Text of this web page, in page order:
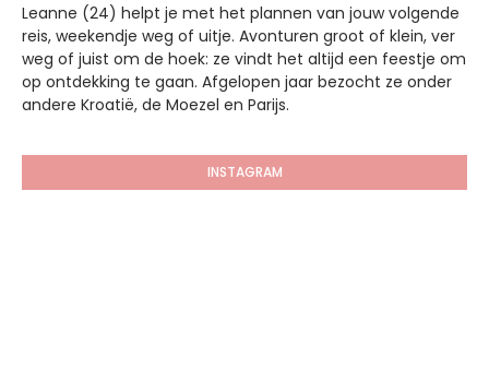
Leanne (24) helpt je met het plannen van jouw volgende
reis, weekendje weg of uitje. Avonturen groot of klein, ver
weg of juist om de hoek: ze vindt het altijd een feestje om
op ontdekking te gaan. Afgelopen jaar bezocht ze onder
andere Kroatië, de Moezel en Parijs.
INSTAGRAM